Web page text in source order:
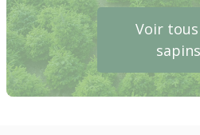
Voir
sapins